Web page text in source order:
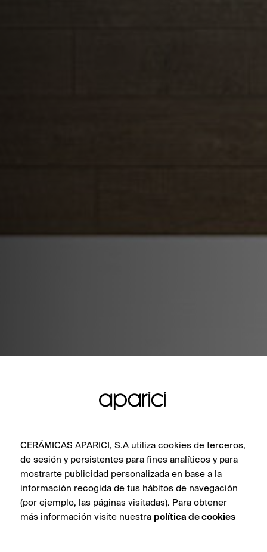
CERÁMICAS APARICI, S.A utiliza cookies de terceros,
de sesión y persistentes para fines analíticos y para
mostrarte publicidad personalizada en base a la
información recogida de tus hábitos de navegación
(por ejemplo, las páginas visitadas). Para obtener
más información visite nuestra política de cookies